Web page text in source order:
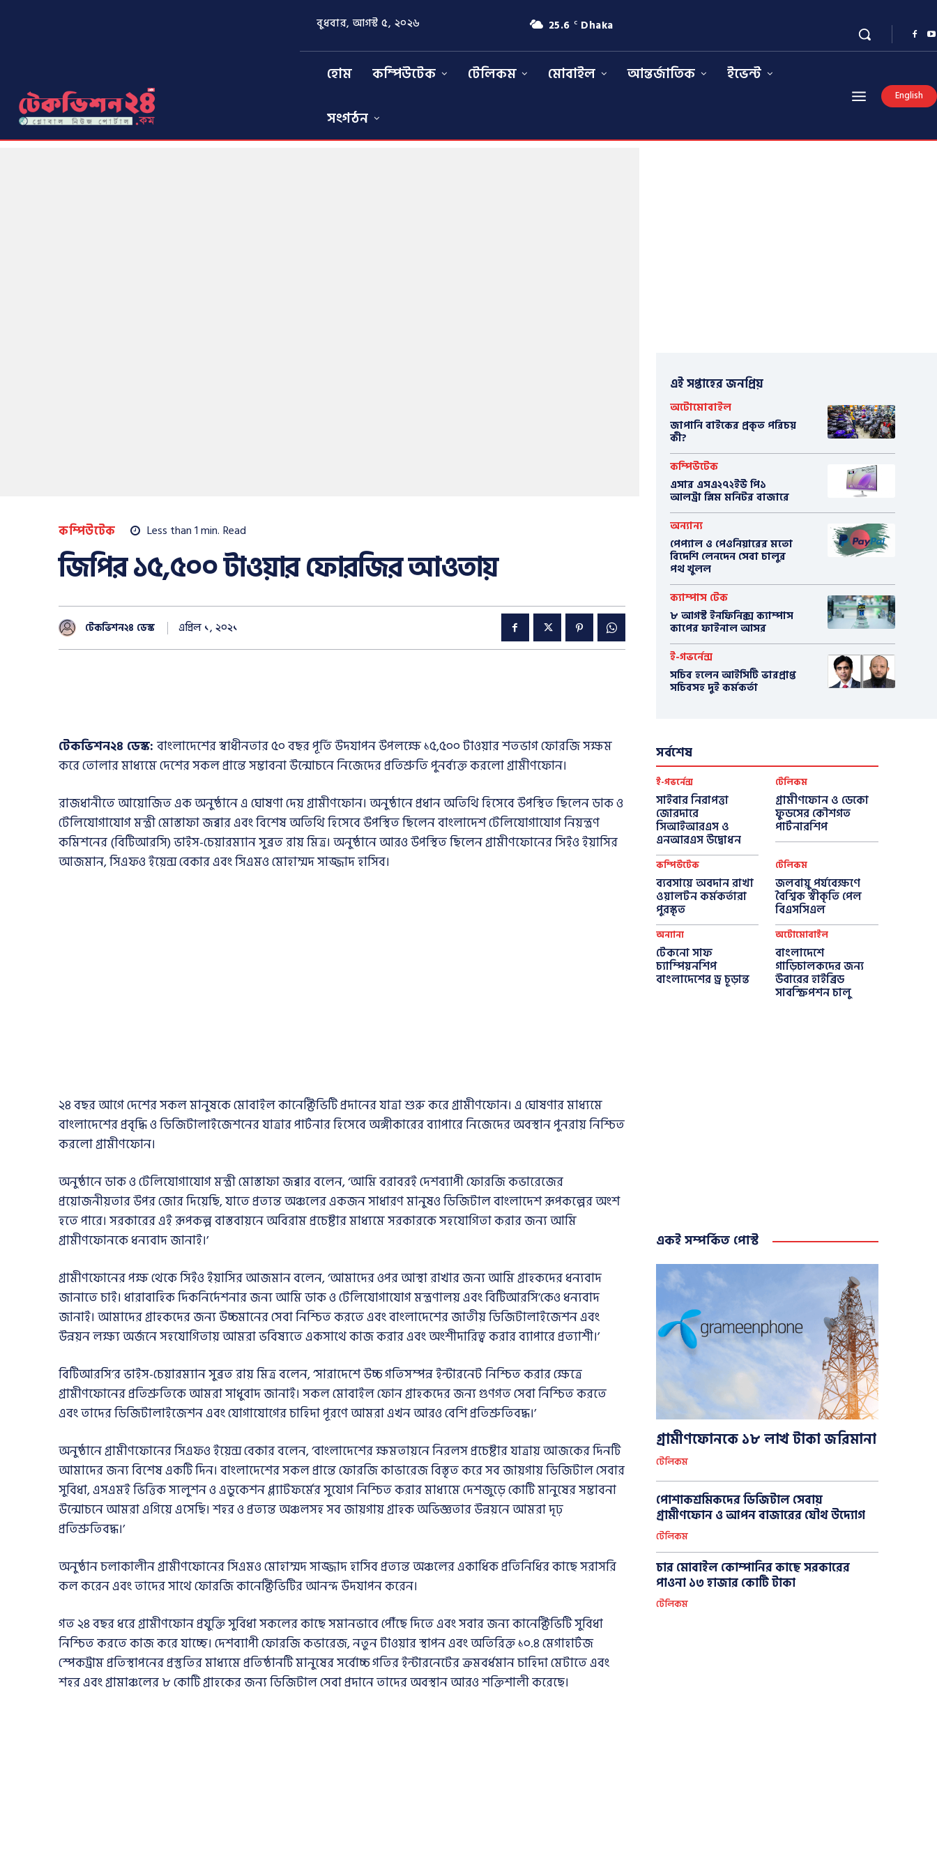
বুধবার, আগস্ট ৫, ২০২৬ 25.6 C Dhaka
হোম কম্পিউটেক টেলিকম মোবাইল আন্তর্জাতিক
ইভেন্ট
সংগঠন
English
কম্পিউটেক Less than 1min. Read
জিপির ১৫,৫০০ টাওয়ার ফোরজির আওতায়
টেকভিশন২৪ ডেস্ক এপ্রিল ১, ২০২১
টেকভিশন২৪ ডেস্ক: বাংলাদেশের স্বাধীনতার ৫০ বছর পূর্তি উদযাপন উপলক্ষে ১৫,৫০০ টাওয়ার শতভাগ ফোরজি সক্ষম
করে তোলার মাধ্যমে দেশের সকল প্রান্তে সম্ভাবনা উন্মোচনে নিজেদের প্রতিশ্রুতি পুনর্ব্যক্ত করলো গ্রামীণফোন।
রাজধানীতে আয়োজিত এক অনুষ্ঠানে এ ঘোষণা দেয় গ্রামীণফোন। অনুষ্ঠানে প্রধান অতিথি হিসেবে উপস্থিত ছিলেন ডাক ও
টেলিযোগাযোগ মন্ত্রী মোস্তাফা জব্বার এবং বিশেষ অতিথি হিসেবে উপস্থিত ছিলেন বাংলাদেশ টেলিযোগাযোগ নিয়ন্ত্রণ
কমিশনের (বিটিআরসি) ভাইস-চেয়ারম্যান সুব্রত রায় মিত্র। অনুষ্ঠানে আরও উপস্থিত ছিলেন গ্রামীণফোনের সিইও ইয়াসির
আজমান, সিএফও ইয়েন্স বেকার এবং সিএমও মোহাম্মদ সাজ্জাদ হাসিব।
২৪ বছর আগে দেশের সকল মানুষকে মোবাইল কানেক্টিভিটি প্রদানের যাত্রা শুরু করে গ্রামীণফোন। এ ঘোষণার মাধ্যমে
বাংলাদেশের প্রবৃদ্ধি ও ডিজিটালাইজেশনের যাত্রার পার্টনার হিসেবে অঙ্গীকারের ব্যাপারে নিজেদের অবস্থান পুনরায় নিশ্চিত
করলো গ্রামীণফোন।
অনুষ্ঠানে ডাক ও টেলিযোগাযোগ মন্ত্রী মোস্তাফা জব্বার বলেন, ‘আমি বরাবরই দেশব্যাপী ফোরজি কভারেজের
প্রয়োজনীয়তার উপর জোর দিয়েছি, যাতে প্রত্যন্ত অঞ্চলের একজন সাধারণ মানুষও ডিজিটাল বাংলাদেশ রূপকল্পের অংশ
হতে পারে। সরকারের এই রূপকল্প বাস্তবায়নে অবিরাম প্রচেষ্টার মাধ্যমে সরকারকে সহযোগিতা করার জন্য আমি
গ্রামীণফোনকে ধন্যবাদ জানাই।’
গ্রামীণফোনের পক্ষ থেকে সিইও ইয়াসির আজমান বলেন, ‘আমাদের ওপর আস্থা রাখার জন্য আমি গ্রাহকদের ধন্যবাদ
জানাতে চাই। ধারাবাহিক দিকনির্দেশনার জন্য আমি ডাক ও টেলিযোগাযোগ মন্ত্রণালয় এবং বিটিআরসি’কেও ধন্যবাদ
জানাই। আমাদের গ্রাহকদের জন্য উচ্চমানের সেবা নিশ্চিত করতে এবং বাংলাদেশের জাতীয় ডিজিটালাইজেশন এবং
উন্নয়ন লক্ষ্য অর্জনে সহযোগিতায় আমরা ভবিষ্যতে একসাথে কাজ করার এবং অংশীদারিত্ব করার ব্যাপারে প্রত্যাশী।’
বিটিআরসি’র ভাইস-চেয়ারম্যান সুব্রত রায় মিত্র বলেন, ‘সারাদেশে উচ্চ গতিসম্পন্ন ইন্টারনেট নিশ্চিত করার ক্ষেত্রে
গ্রামীণফোনের প্রতিশ্রুতিকে আমরা সাধুবাদ জানাই। সকল মোবাইল ফোন গ্রাহকদের জন্য গুণগত সেবা নিশ্চিত করতে
এবং তাদের ডিজিটালাইজেশন এবং যোগাযোগের চাহিদা পূরণে আমরা এখন আরও বেশি প্রতিশ্রুতিবদ্ধ।’
অনুষ্ঠানে গ্রামীণফোনের সিএফও ইয়েন্স বেকার বলেন, ‘বাংলাদেশের ক্ষমতায়নে নিরলস প্রচেষ্টার যাত্রায় আজকের দিনটি
আমাদের জন্য বিশেষ একটি দিন। বাংলাদেশের সকল প্রান্তে ফোরজি কাভারেজ বিস্তৃত করে সব জায়গায় ডিজিটাল সেবার
সুবিধা, এসএমই ভিত্তিক স্যলুশন ও এডুকেশন প্ল্যাটফর্মের সুযোগ নিশ্চিত করার মাধ্যমে দেশজুড়ে কোটি মানুষের সম্ভাবনা
উন্মোচনে আমরা এগিয়ে এসেছি। শহর ও প্রত্যন্ত অঞ্চলসহ সব জায়গায় গ্রাহক অভিজ্ঞতার উন্নয়নে আমরা দৃঢ়
প্রতিশ্রুতিবদ্ধ।’
অনুষ্ঠান চলাকালীন গ্রামীণফোনের সিএমও মোহাম্মদ সাজ্জাদ হাসিব প্রত্যন্ত অঞ্চলের একাধিক প্রতিনিধির কাছে সরাসরি
কল করেন এবং তাদের সাথে ফোরজি কানেক্টিভিটির আনন্দ উদযাপন করেন।
গত ২৪ বছর ধরে গ্রামীণফোন প্রযুক্তি সুবিধা সকলের কাছে সমানভাবে পৌঁছে দিতে এবং সবার জন্য কানেক্টিভিটি সুবিধা
নিশ্চিত করতে কাজ করে যাচ্ছে। দেশব্যাপী ফোরজি কভারেজ, নতুন টাওয়ার স্থাপন এবং অতিরিক্ত ১০.৪ মেগাহার্টজ
স্পেকট্রাম প্রতিস্থাপনের প্রস্তুতির মাধ্যমে প্রতিষ্ঠানটি মানুষের সর্বোচ্চ গতির ইন্টারনেটের ক্রমবর্ধমান চাহিদা মেটাতে এবং
শহর এবং গ্রামাঞ্চলের ৮ কোটি গ্রাহকের জন্য ডিজিটাল সেবা প্রদানে তাদের অবস্থান আরও শক্তিশালী করেছে।
এই সপ্তাহের জনপ্রিয়
অটোমোবাইল
​জাপানি বাইকের প্রকৃত পরিচয়
কী?
কম্পিউটেক
এসার এসএ২৭২ইউ পি১
আলট্রা স্লিম মনিটর বাজারে
অন্যান্য
পেপ্যাল ও পেওনিয়ারের মতো
বিদেশি লেনদেন সেবা চালুর
পথ খুলল
ক্যাম্পাস টেক
৮ আগস্ট ইনফিনিক্স ক্যাম্পাস
কাপের ফাইনাল আসর
ই-গভর্নেন্স
সচিব হলেন আইসিটি ভারপ্রাপ্ত
সচিবসহ দুই কর্মকর্তা
সর্বশেষ
ই-গভর্নেন্স
সাইবার নিরাপত্তা
জোরদারে
সিআইআরএস ও
এনআরএস উদ্বোধন
টেলিকম
গ্রামীণফোন ও ডেকো
ফুডসের কৌশগত
পার্টনারশিপ
কম্পিউটেক
ব্যবসায়ে অবদান রাখা
ওয়ালটন কর্মকর্তারা
পুরস্কৃত
টেলিকম
জলবায়ু পর্যবেক্ষণে
বৈশ্বিক স্বীকৃতি পেল
বিএসসিএল
অন্যান্য
টেকনো সাফ
চ্যাম্পিয়নশিপ
বাংলাদেশের ড্র চূড়ান্ত
অটোমোবাইল
বাংলাদেশে
গাড়িচালকদের জন্য
উবারের হাইব্রিড
সাবস্ক্রিপশন চালু
একই সম্পর্কিত পোস্ট
গ্রামীণফোনকে ১৮ লাখ টাকা জরিমানা
টেলিকম
পোশাকশ্রমিকদের ডিজিটাল সেবায়
গ্রামীণফোন ও আপন বাজারের যৌথ উদ্যোগ
টেলিকম
চার মোবাইল কোম্পানির কাছে সরকারের
পাওনা ১৩ হাজার কোটি টাকা
টেলিকম